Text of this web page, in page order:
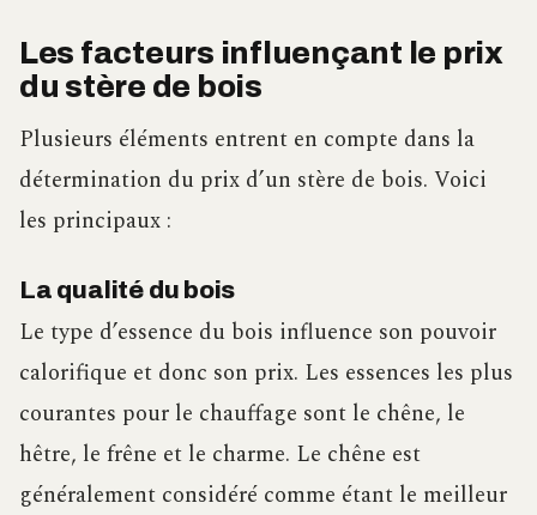
Les facteurs influençant le prix
du stère de bois
Plusieurs éléments entrent en compte dans la
détermination du prix d’un stère de bois. Voici
les principaux :
La qualité du bois
Le type d’essence du bois influence son pouvoir
calorifique et donc son prix. Les essences les plus
courantes pour le chauffage sont le chêne, le
hêtre, le frêne et le charme. Le chêne est
généralement considéré comme étant le meilleur